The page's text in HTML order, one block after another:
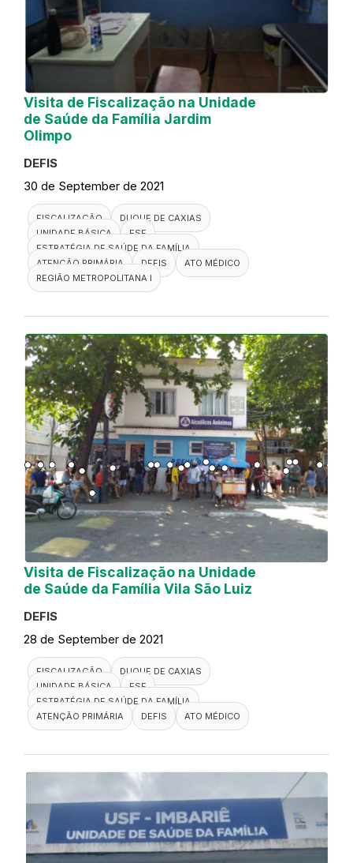
Visita de Fiscalização na Unidade
de Saúde da Família Jardim
Olimpo
DEFIS
30 de September de 2021
FISCALIZAÇÃO
DUQUE DE CAXIAS
UNIDADE BÁSICA
ESF
ESTRATÉGIA DE SAÚDE DA FAMÍLIA
ATENÇÃO PRIMÁRIA
DEFIS
ATO MÉDICO
REGIÃO METROPOLITANA I
Visita de Fiscalização na Unidade
de Saúde da Família Vila São Luiz
DEFIS
28 de September de 2021
FISCALIZAÇÃO
DUQUE DE CAXIAS
UNIDADE BÁSICA
ESF
ESTRATÉGIA DE SAÚDE DA FAMÍLIA
ATENÇÃO PRIMÁRIA
DEFIS ATO MÉDICO